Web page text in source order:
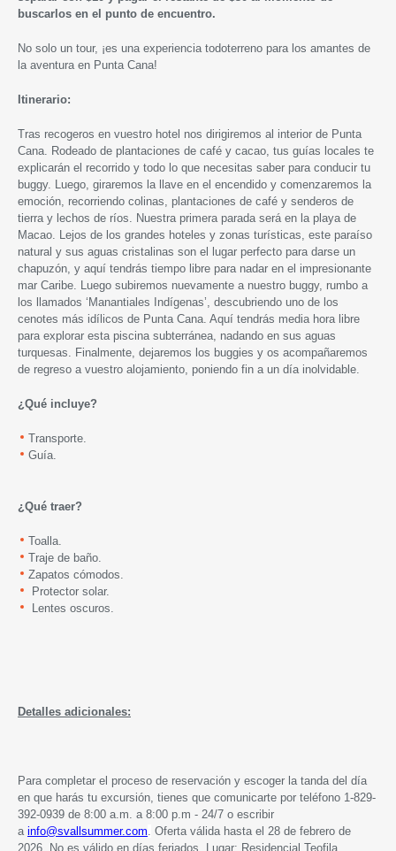
buscarlos en el punto de encuentro.
No solo un tour, ¡es una experiencia todoterreno para los amantes de
la aventura en Punta Cana!
Itinerario:
Tras recogeros en vuestro hotel nos dirigiremos al interior de Punta
Cana. Rodeado de plantaciones de café y cacao, tus guías locales te
explicarán el recorrido y todo lo que necesitas saber para conducir tu
buggy. Luego, giraremos la llave en el encendido y comenzaremos la
emoción, recorriendo colinas, plantaciones de café y senderos de
tierra y lechos de ríos. Nuestra primera parada será en la playa de
Macao. Lejos de los grandes hoteles y zonas turísticas, este paraíso
natural y sus aguas cristalinas son el lugar perfecto para darse un
chapuzón, y aquí tendrás tiempo libre para nadar en el impresionante
mar Caribe. Luego subiremos nuevamente a nuestro buggy, rumbo a
los llamados ‘Manantiales Indígenas’, descubriendo uno de los
cenotes más idílicos de Punta Cana. Aquí tendrás media hora libre
para explorar esta piscina subterránea, nadando en sus aguas
turquesas. Finalmente, dejaremos los buggies y os acompañaremos
de regreso a vuestro alojamiento, poniendo fin a un día inolvidable.
¿Qué incluye?
Transporte.
Guía.
¿Qué traer?
Toalla.
Traje de baño.
Zapatos cómodos.
Protector solar.
Lentes oscuros.
Detalles adicionales:
Para completar el proceso de reservación y escoger la tanda del día
en que harás tu excursión, tienes que comunicarte por teléfono 1-829-
392-0939 de 8:00 a.m. a 8:00 p.m - 24/7 o escribir
a info@svallsummer.com Oferta válida hasta el 28 de febrero de
2026. No es válido en días feriados. Lugar: Residencial Teofila